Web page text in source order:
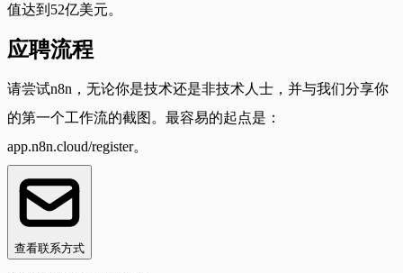
值达到52亿美元。
应聘流程
请尝试n8n，无论你是技术还是非技术人士，并与我们分享你
的第一个工作流的截图。最容易的起点是：
app.n8n.cloud/register。
查看联系方式